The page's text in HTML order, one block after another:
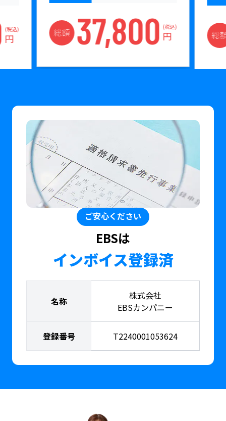
(税込)
円 総額 37,800 (税込)
円 総
ご安心ください
EBSは
インボイス登録済
名称
株式会社
EBSカンパニー
登録番号 T2240001053624